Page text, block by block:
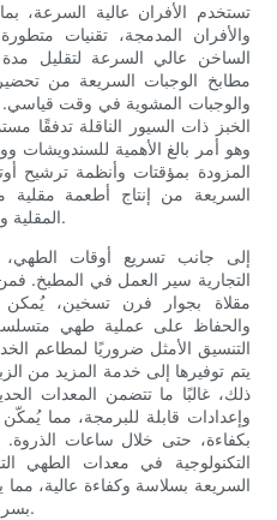
تستخدم الأفران عالية السرعة،
والأفران المدمجة، تقنيات
الساخن عالي السرعة لتقليل
مطابخ الوجبات السريعة من
والوجبات المشوية في وقت
الخبز ذات السيور الناقلة تدفقًا
وهو أمر بالغ الأهمية للسندويشات
المزودة بمؤقتات وأنظمة ترشيح
السريعة من إنتاج أطعمة
المقلية وأصابع السمك بدقة وسرعة عاليتين.
إلى جانب تسريع أوقات
التجارية سير العمل في المطبخ.
مقلاة بجوار فرن تسخين، يُمكن
والحفاظ على عملية طهي
التنسيق الأمثل ضروريًا لمطاعم
يتم توفيرها إلى خدمة المزيد من
ذلك، غالبًا ما تتضمن المعدات
وإعدادات قابلة للبرمجة، مما
بكفاءة، حتى خلال ساعات
التكنولوجية في معدات الطهي
السريعة بسلاسة وكفاءة عالية،
بسرعة دون التضحية بالمذاق أو التقديم.